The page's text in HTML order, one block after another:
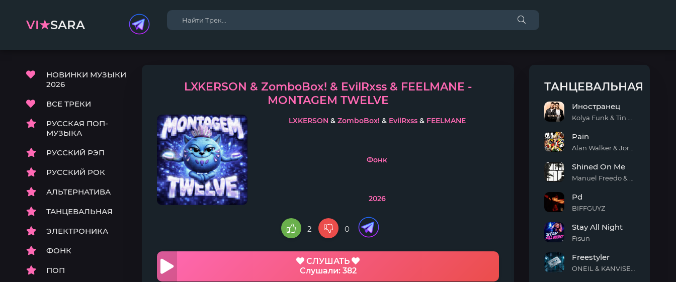
VI★SARA
НОВИНКИ МУЗЫКИ
2026
ВСЕ ТРЕКИ
РУССКАЯ ПОП-
МУЗЫКА
РУССКИЙ РЭП
РУССКИЙ РОК
АЛЬТЕРНАТИВА
ТАНЦЕВАЛЬНАЯ
ЭЛЕКТРОНИКА
ФОНК
ПОП
LXKERSON & ZomboBox! & EvilRxss & FEELMANE -
MONTAGEM TWELVE
LXKERSON & ZomboBox! & EvilRxss& FEELMANE
Фонк
2026
2 0
СЛУШАТЬ
Слушали: 382
ТАНЦЕВАЛЬНАЯ
Иностранец
Pain
On
Me
Shined On Me
Pd
BIFFGUYZ
All
Night
Stay All Night
Fisun
Freestyler